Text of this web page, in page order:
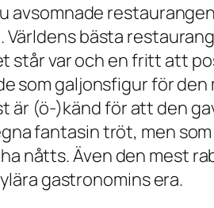
avsomnade restaurangen
Världens bästa
var och en fritt att
som galjonsfigur för
(ö-)känd för att den
fantasin tröt, men
nåtts. Även den mest
gastronomins era.